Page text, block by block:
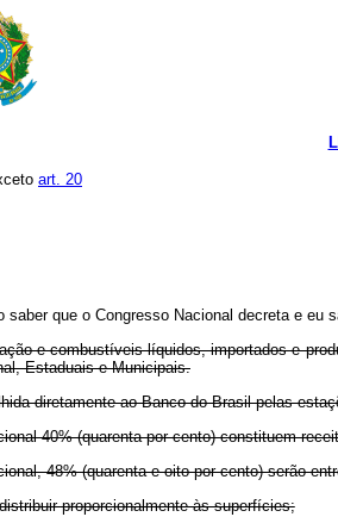
art. 20
saber que o Congresso Nacional decreta e eu
e combustíveis líquidos, importados e
Estaduais e Municipais.
diretamente ao Banco do Brasil pelas
40% (quarenta por cento) constituem
48% (quarenta e oito por cento) serão
proporcionalmente às superfícies;